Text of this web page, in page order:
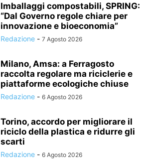
Imballaggi compostabili, SPRING:
“Dal Governo regole chiare per
innovazione e bioeconomia”
Redazione - 7 Agosto 2026
Milano, Amsa: a Ferragosto
raccolta regolare ma riciclerie e
piattaforme ecologiche chiuse
Redazione - 6 Agosto 2026
Torino, accordo per migliorare il
riciclo della plastica e ridurre gli
scarti
Redazione - 6 Agosto 2026